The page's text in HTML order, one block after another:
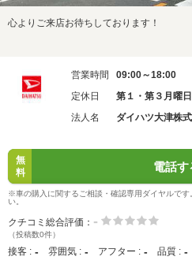
心よりご来店お待ちしております！
営業時間
09:00～18:00
定休日
第１・第３月曜
法人名
ダイハツ大津株
無
料
電話す
※車の購入に関するご相談・確認専用ダイヤルで
い。
クチコミ総合評価： -
（投稿数0件）
接客 : - 雰囲気 : - アフター : - 品質 : -